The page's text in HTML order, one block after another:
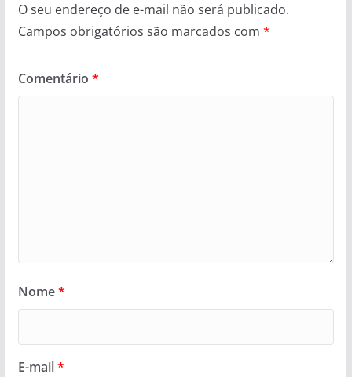
O seu endereço de e-mail não será publicado.
Campos obrigatórios são marcados com *
Comentário *
Nome*
E-mail*